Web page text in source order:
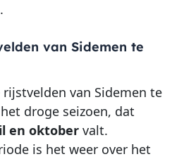
van Sidemen te
van Sidemen te
droge seizoen, dat
en oktober valt.
is het weer over het